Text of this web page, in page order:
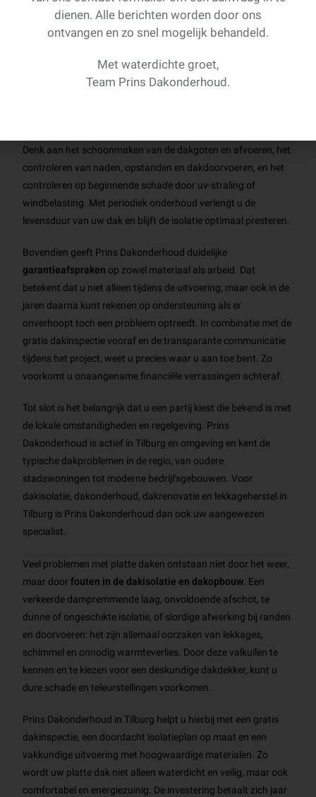
https://prinsdakonderhoud.nl/.
Naast een goede uitvoering zorgt Prins Dakonderhoud ook
Denk aan het schoonmaken van de dakgoten en afvoeren, het
controleren van naden, opstanden en dakdoorvoeren, en het
controleren op beginnende schade door uv-straling of
windbelasting. Met periodiek onderhoud verlengt u de
levensduur van uw dak en blijft de isolatie optimaal presteren.
Bovendien geeft Prins Dakonderhoud duidelijke
garantieafspraken op zowel materiaal als arbeid. Dat
betekent dat u niet alleen tijdens de uitvoering, maar ook in de
jaren daarna kunt rekenen op ondersteuning als er
onverhoopt toch een probleem optreedt. In combinatie met de
gratis dakinspectie vooraf en de transparante communicatie
tijdens het project, weet u precies waar u aan toe bent. Zo
voorkomt u onaangename financiële verrassingen achteraf.
Tot slot is het belangrijk dat u een partij kiest die bekend is met
de lokale omstandigheden en regelgeving. Prins
Dakonderhoud is actief in Tilburg en omgeving en kent de
typische dakproblemen in de regio, van oudere
stadswoningen tot moderne bedrijfsgebouwen. Voor
dakisolatie, dakonderhoud, dakrenovatie en lekkageherstel in
Tilburg is Prins Dakonderhoud dan ook uw aangewezen
specialist.
Veel problemen met platte daken ontstaan niet door het weer,
maar doorfouten in de dakisolatie en dakopbouw. Een
verkeerde dampremmende laag, onvoldoende afschot, te
dunne of ongeschikte isolatie, of slordige afwerking bij randen
en doorvoeren: het zijn allemaal oorzaken van lekkages,
schimmel en onnodig warmteverlies. Door deze valkuilen te
kennen en te kiezen voor een deskundige dakdekker, kunt u
dure schade en teleurstellingen voorkomen.
Prins Dakonderhoud in Tilburg helpt u hierbij met een gratis
dakinspectie, een doordacht isolatieplan op maat en een
vakkundige uitvoering met hoogwaardige materialen. Zo
wordt uw platte dak niet alleen waterdicht en veilig, maar ook
comfortabel en energiezuinig. De investering betaalt zich jaar
dienen. Alle berichten worden door ons
ontvangen en zo snel mogelijk behandeld.
Met waterdichte groet,
Team Prins Dakonderhoud.